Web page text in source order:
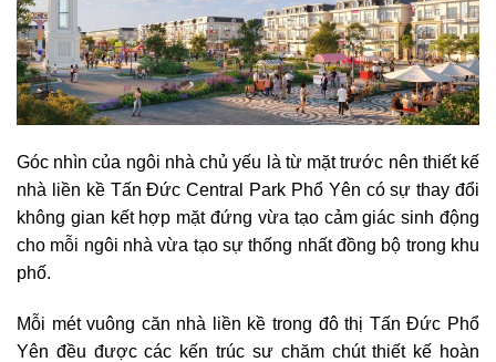
Góc nhìn của ngôi nhà chủ yếu là từ mặt trước nên thiết kế
nhà liền kề Tấn Đức Central Park Phổ Yên có sự thay đổi
không gian kết hợp mặt đứng vừa tạo cảm giác sinh động
cho mỗi ngôi nhà vừa tạo sự thống nhất đồng bộ trong khu
phố.
Mỗi mét vuông căn nhà liền kề trong đô thị Tấn Đức Phổ
Yên đều được các kến trúc sư chăm chút thiết kế hoàn